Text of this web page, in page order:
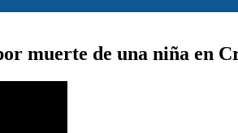
muerte de una niña en